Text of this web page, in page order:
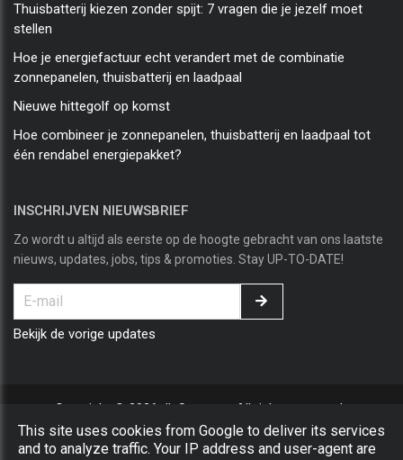
Thuisbatterij kiezen zonder spijt: 7 vragen die je jezelf moet
stellen
Hoe je energiefactuur echt verandert met de combinatie
zonnepanelen, thuisbatterij en laadpaal
Nieuwe hittegolf op komst
Hoe combineer je zonnepanelen, thuisbatterij en laadpaal tot
één rendabel energiepakket?
INSCHRIJVEN NIEUWSBRIEF
Zo wordt u altijd als eerste op de hoogte gebracht van ons laatste
nieuws, updates, jobs, tips & promoties. Stay UP-TO-DATE!
Bekijk de vorige updates
Copyright © 2026 JL Systems. All rights reserved.
Privacy & Cookies|UP-TO-DATE WebDesign
This site uses cookies from Google to deliver its services
and to analyze traffic. Your IP address and user-agent are